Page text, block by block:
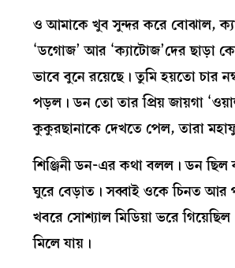
ও আমাকে খুব সুন্দর করে বোঝাল,
‘ডগোজ’ আর ‘ক্যাটোজ’দের ছাড়া
ভাবে বুনে রয়েছে। তুমি হয়তো চার
পড়ল। ডন তো তার প্রিয় জায়গা
কুকুরছানাকে দেখতে পেল, তারা
শিঞ্জিনী ডন-এর কথা বলল। ডন
ঘুরে বেড়াত। সব্বাই ওকে চিনত
খবরে সোশ্যাল মিডিয়া ভরে
মিলে যায়।